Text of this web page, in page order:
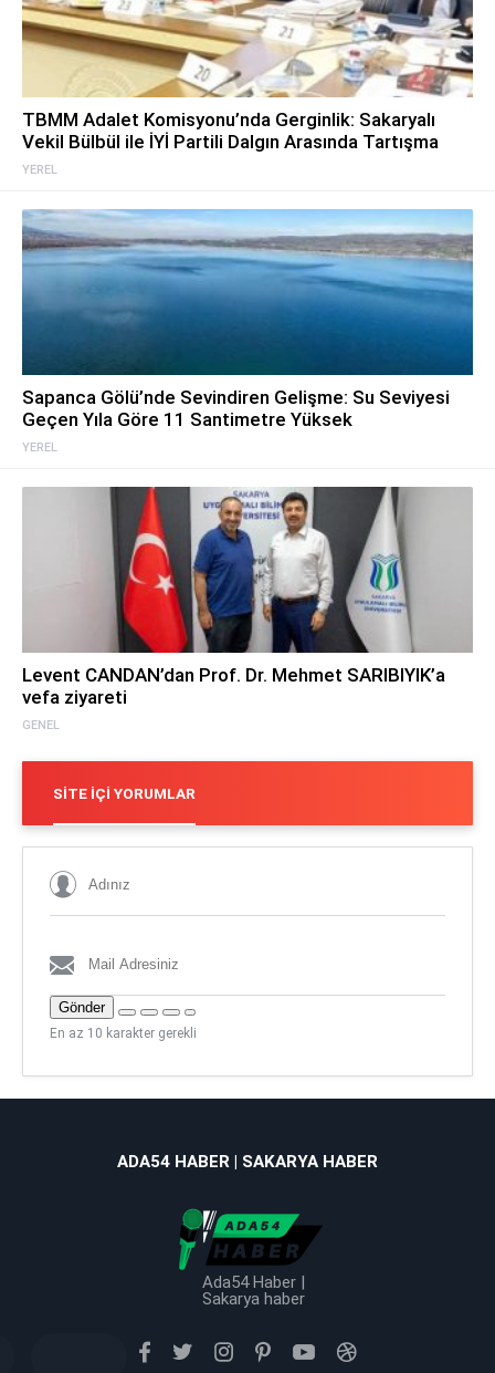
YEREL
TBMM Adalet Komisyonu’nda Gerginlik: Sakaryalı
Vekil Bülbül ile İYİ Partili Dalgın Arasında Tartışma
YEREL
Sapanca Gölü’nde Sevindiren Gelişme: Su Seviyesi
Geçen Yıla Göre 11 Santimetre Yüksek
GENEL
Levent CANDAN’dan Prof. Dr. Mehmet SARIBIYIK’a
vefa ziyareti
SITE İÇI YORUMLAR
Gönder
En az 10 karakter gerekli
ADA54 HABER | SAKARYA HABER
Ada54 Haber |
Sakarya haber